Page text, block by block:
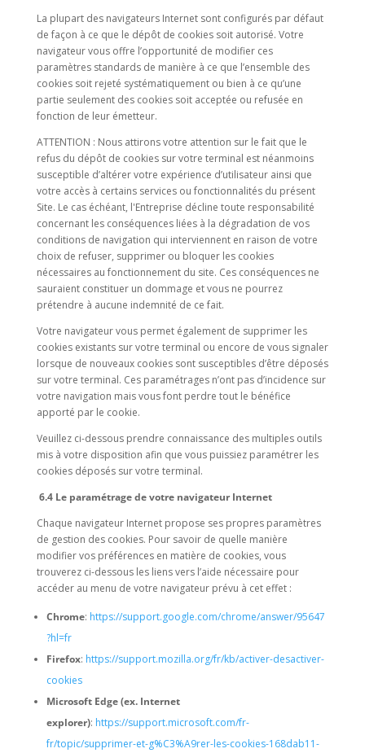
La plupart des navigateurs Internet sont configurés par défaut
de façon à ce que le dépôt de cookies soit autorisé. Votre
navigateur vous offre l’opportunité de modifier ces
paramètres standards de manière à ce que l’ensemble des
cookies soit rejeté systématiquement ou bien à ce qu’une
partie seulement des cookies soit acceptée ou refusée en
fonction de leur émetteur.
ATTENTION : Nous attirons votre attention sur le fait que le
refus du dépôt de cookies sur votre terminal est néanmoins
susceptible d’altérer votre expérience d’utilisateur ainsi que
votre accès à certains services ou fonctionnalités du présent
Site. Le cas échéant, l'Entreprise décline toute responsabilité
concernant les conséquences liées à la dégradation de vos
conditions de navigation qui interviennent en raison de votre
choix de refuser, supprimer ou bloquer les cookies
nécessaires au fonctionnement du site. Ces conséquences ne
sauraient constituer un dommage et vous ne pourrez
prétendre à aucune indemnité de ce fait.
Votre navigateur vous permet également de supprimer les
cookies existants sur votre terminal ou encore de vous signaler
lorsque de nouveaux cookies sont susceptibles d’être déposés
sur votre terminal. Ces paramétrages n’ont pas d’incidence sur
votre navigation mais vous font perdre tout le bénéfice
apporté par le cookie.
Veuillez ci-dessous prendre connaissance des multiples outils
mis à votre disposition afin que vous puissiez paramétrer les
cookies déposés sur votre terminal.
6.4 Le paramétrage de votre navigateur Internet
Chaque navigateur Internet propose ses propres paramètres
de gestion des cookies. Pour savoir de quelle manière
modifier vos préférences en matière de cookies, vous
trouverez ci-dessous les liens vers l’aide nécessaire pour
accéder au menu de votre navigateur prévu à cet effet :
Chrome: https://support.google.com/chrome/answer/95647
?hl=fr
Firefox: https://support.mozilla.org/fr/kb/activer-desactiver-
cookies
Microsoft Edge (ex. Internet
explorer): https://support.microsoft.com/fr-
fr/topic/supprimer-et-g%C3%A9rer-les-cookies-168dab11-